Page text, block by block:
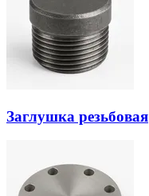
Заглушка резьбовая